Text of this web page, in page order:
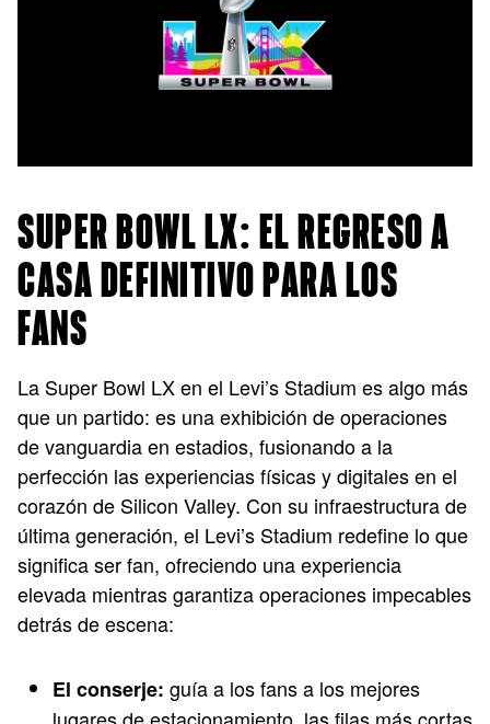
SUPER BOWL LX: EL REGRESO A
CASA DEFINITIVO PARA LOS
FANS
La Super Bowl LX en el Levi’s Stadium es algo más
que un partido: es una exhibición de operaciones
de vanguardia en estadios, fusionando a la
perfección las experiencias físicas y digitales en el
corazón de Silicon Valley. Con su infraestructura de
última generación, el Levi’s Stadium redefine lo que
significa ser fan, ofreciendo una experiencia
elevada mientras garantiza operaciones impecables
detrás de escena:
El conserje: guía a los fans a los mejores